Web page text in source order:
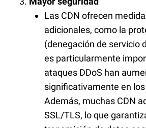
Las CDN ofrecen
adicionales, como la
(denegación de servicio
es particularmente
ataques DDoS han
significativamente en
Además, muchas CDN
SSL/TLS, lo que